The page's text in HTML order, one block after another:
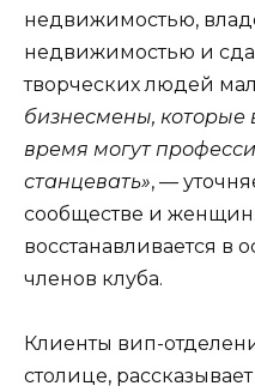
недвижимостью,
недвижимостью и
творческих людей
бизнесмены, которые
время могут
станцевать», —
сообществе и
восстанавливается в
членов клуба.
Клиенты вип-
столице,